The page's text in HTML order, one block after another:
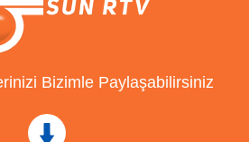
Bizimle Paylaşabilirsiniz